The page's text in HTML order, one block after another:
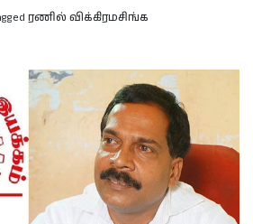
ரணில் விக்கிரமசிங்க